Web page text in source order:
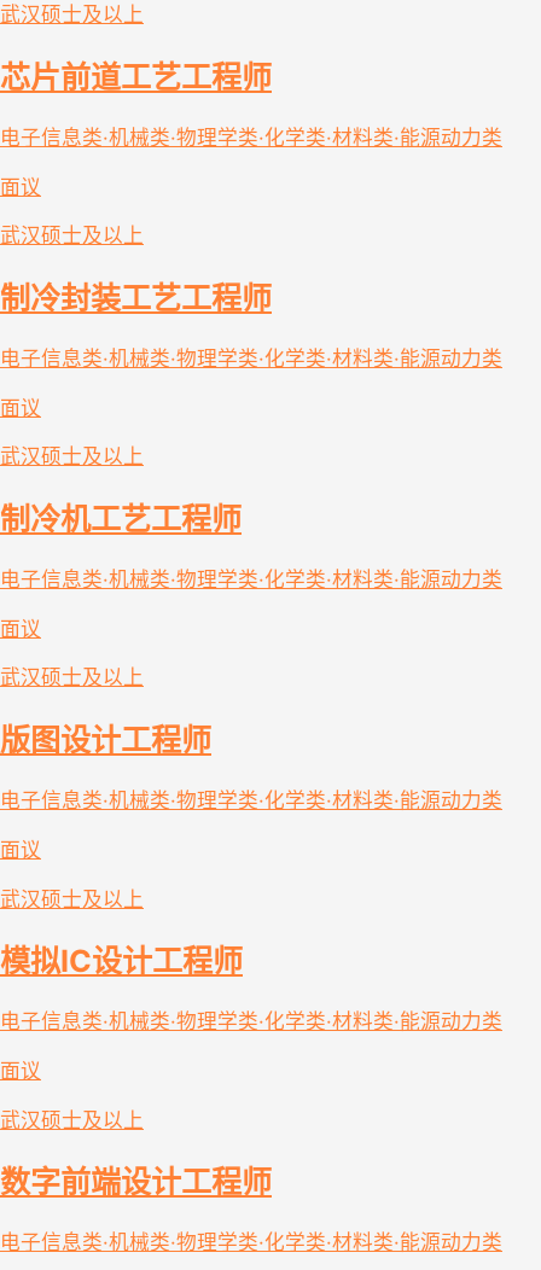
武汉硕士及以上
芯片前道工艺工程师
电子信息类·机械类·物理学类·化学类·材料类·能源动力类
面议
武汉硕士及以上
制冷封装工艺工程师
电子信息类·机械类·物理学类·化学类·材料类·能源动力类
面议
武汉硕士及以上
制冷机工艺工程师
电子信息类·机械类·物理学类·化学类·材料类·能源动力类
面议
武汉硕士及以上
版图设计工程师
电子信息类·机械类·物理学类·化学类·材料类·能源动力类
面议
武汉硕士及以上
模拟IC设计工程师
电子信息类·机械类·物理学类·化学类·材料类·能源动力类
面议
武汉硕士及以上
数字前端设计工程师
电子信息类·机械类·物理学类·化学类·材料类·能源动力类